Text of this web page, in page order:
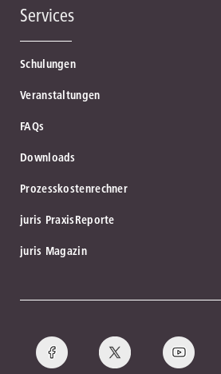
Services
Schulungen
Veranstaltungen
FAQs
Downloads
Prozesskostenrechner
juris PraxisReporte
juris Magazin